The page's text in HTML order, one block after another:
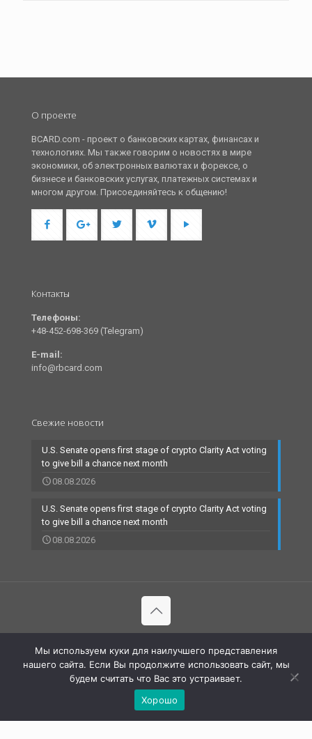
О проекте
BCARD.com - проект о банковских картах, финансах и
технологиях. Мы также говорим о новостях в мире
экономики, об электронных валютах и форексе, о
бизнесе и банковских услугах, платежных системах и
многом другом. Присоединяйтесь к общению!
Контакты
Телефоны:
+48-452-698-369 (Telegram)
E-mail:
info@rbcard.com
Свежие новости
U.S. Senate opens first stage of crypto Clarity Act voting
to give bill a chance next month
08.08.2026
U.S. Senate opens first stage of crypto Clarity Act voting
to give bill a chance next month
08.08.2026
технологии | All Rights Reserved |
Мы используем куки для наилучшего представления
нашего сайта. Если Вы продолжите использовать сайт, мы
будем считать что Вас это устраивает.
Хорошо